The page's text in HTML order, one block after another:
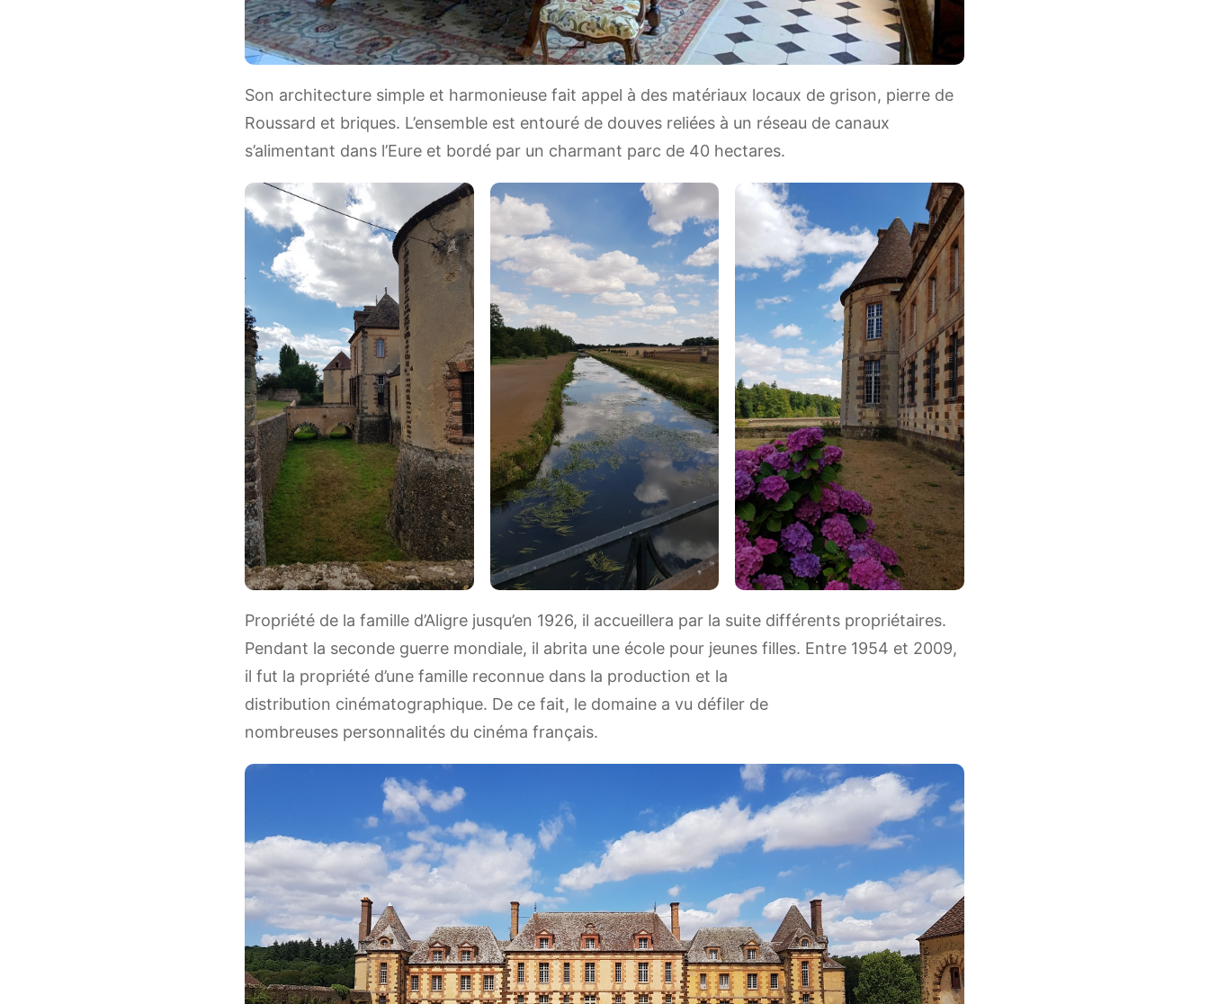
Son architecture simple et harmonieuse fait appel à des matériaux locaux de grison, pierre de
Roussard et briques. L’ensemble est entouré de douves reliées à un réseau de canaux
s’alimentant dans l’Eure et bordé par un charmant parc de 40 hectares.
Propriété de la famille d’Aligre jusqu’en 1926, il accueillera par la suite différents propriétaires.
Pendant la seconde guerre mondiale, il abrita une école pour jeunes filles. Entre 1954 et 2009,
il fut la propriété d’une famille reconnue dans la production et la
distribution cinématographique. De ce fait, le domaine a vu défiler de
nombreuses personnalités du cinéma français.